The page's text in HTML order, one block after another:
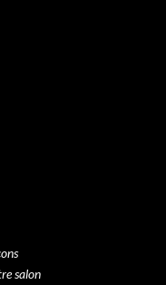
salon